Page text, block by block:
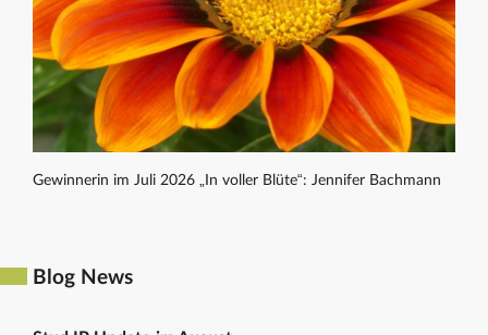
Gewinnerin im Juli 2026 „In voller Blüte“: Jennifer Bachmann
Blog News